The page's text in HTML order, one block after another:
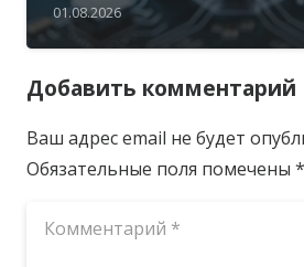
01.08.2026
Добавить комментарий
Ваш адрес email не будет
Обязательные поля помечены *